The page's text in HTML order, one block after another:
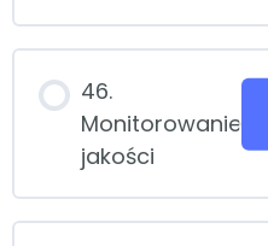
46.
Monitorowanie
jakości